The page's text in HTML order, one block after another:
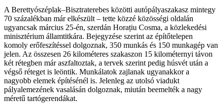
A Berettyószéplak–Bisztraterebes közötti autópályaszakasz mintegy
70 százalékban már elkészült – tette közzé közösségi oldalán
ugyancsak március 25-én, szerdán Horațiu Cosma, a közlekedési
minisztérium államtitkára. Bejegyzése szerint az építőtelepen
komoly erőfeszítéssel dolgoznak, 350 munkás és 150 munkagép van
jelen. Az összesen 26 kilométeres szakaszon 15 kilométernyi távon
két rétegben már aszfaltoztak, a tervek szerint pedig húsvét után a
végső réteget is leöntik. Munkálatok zajlanak ugyanakkor a
nagyobb elemek építésénél is. Jelenleg az utolsó viadukt
pályalemezének vasalásán dolgoznak, miután beemelték a nagy
méretű tartógerendákat.